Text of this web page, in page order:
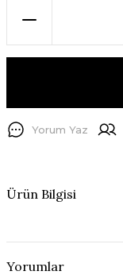
Yorum Yaz
Ürün Bilgisi
Yorumlar